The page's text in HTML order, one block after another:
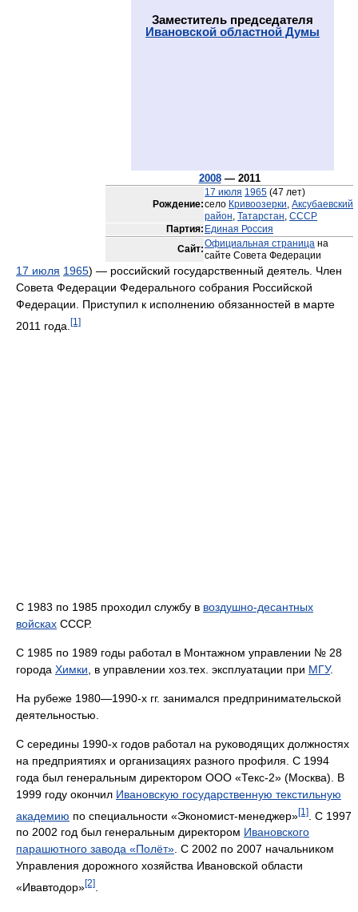
Заместитель председателя
Ивановской областной Думы
2008— 2011
Рождение:
17 июля 1965 (47 лет)
село Кривоозерки, Аксубаевский
район, Татарстан, СССР
Партия: Единая Россия
Сайт:Официальная страница на
сайте Совета Федерации
17 июля 1965) — российский государственный деятель. Член
Совета Федерации Федерального собрания Российской
Федерации. Приступил к исполнению обязанностей в марте
2011 года. [1]
С 1983 по 1985 проходил службу в воздушно-десантных
войсках СССР.
С 1985 по 1989 годы работал в Монтажном управлении № 28
города Химки , в управлении хоз.тех. эксплуатации при МГУ.
На рубеже 1980—1990-х гг. занимался предпринимательской
деятельностью.
С середины 1990-х годов работал на руководящих должностях
на предприятиях и организациях разного профиля. С 1994
года был генеральным директором ООО «Текс-2» (Москва). В
1999 году окончил Ивановскую государственную текстильную
академию по специальности «Экономист-менеджер»[1]
. С 1997
по 2002 год был генеральным директором Ивановского
парашютного завода «Полёт». С 2002 по 2007 начальником
Управления дорожного хозяйства Ивановской области
«Ивавтодор»[2]